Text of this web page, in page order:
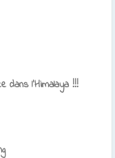
dans l’Himalaya !!!